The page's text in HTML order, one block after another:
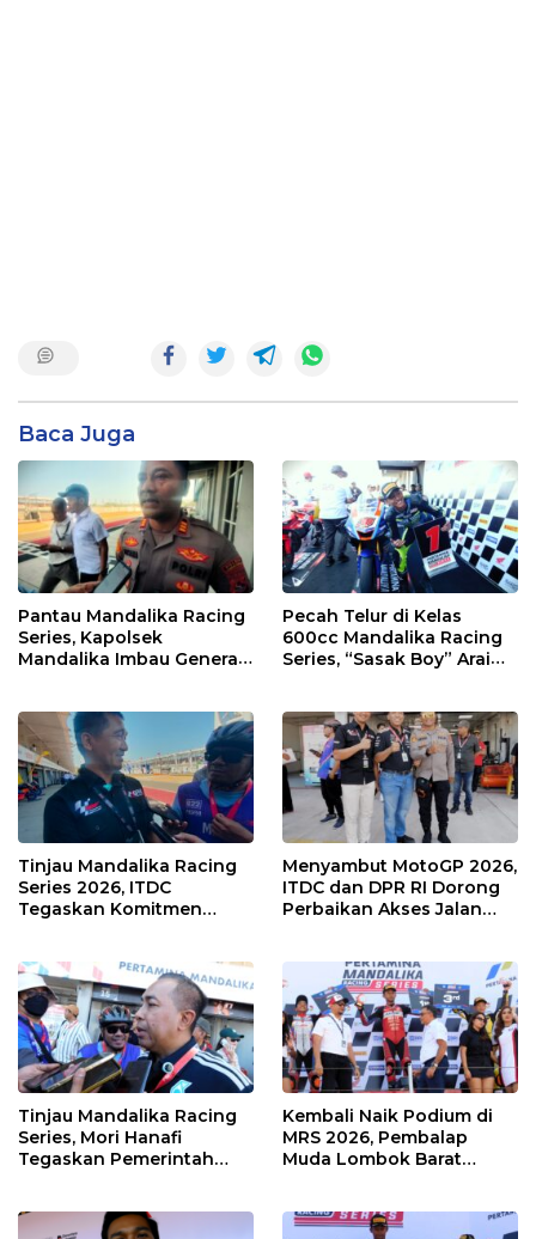
Baca Juga
Pantau Mandalika Racing
Series, Kapolsek
Mandalika Imbau Generasi
Pecah Telur di Kelas
600cc Mandalika Racing
Series, “Sasak Boy” Arai
Tinjau Mandalika Racing
Series 2026, ITDC
Tegaskan Komitmen
Kawasan
Menyambut MotoGP 2026,
ITDC dan DPR RI Dorong
Perbaikan Akses Jalan
Tinjau Mandalika Racing
Series, Mori Hanafi
Tegaskan Pemerintah
Kembali Naik Podium di
MRS 2026, Pembalap
Muda Lombok Barat